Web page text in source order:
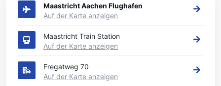
Maastricht Aachen Flughafen
Auf der Karte anzeigen
Maastricht Train Station
Auf der Karte anzeigen
Fregatweg 70
Auf der Karte anzeigen